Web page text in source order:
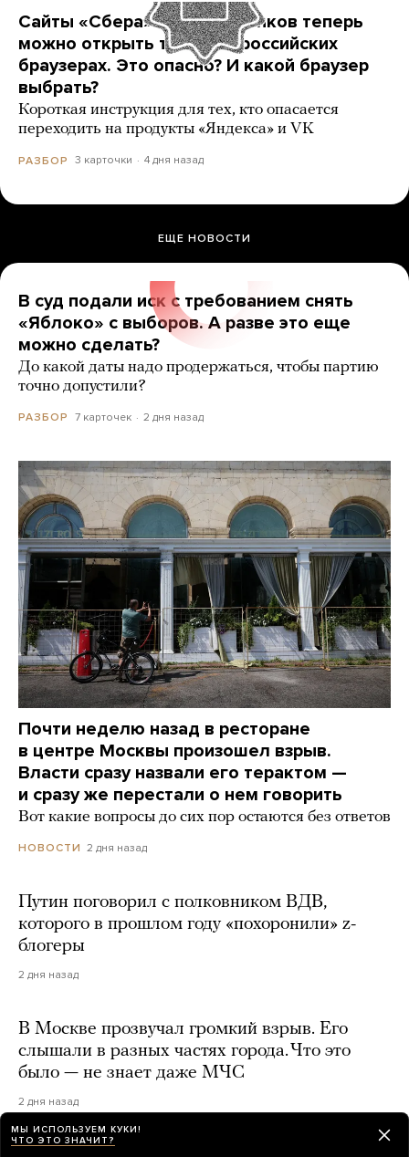
Сайты «Сбера» и других банков теперь
можно открыть только в российских
браузерах. Это опасно? И какой браузер
выбрать?
Короткая инструкция для тех, кто опасается
переходить на продукты «Яндекса» и VK
РАЗБОР 3 карточки 4 дня назад
ЕЩЕ НОВОСТИ
В суд подали иск с требованием снять
«Яблоко» с выборов. А разве это еще
можно сделать?
До какой даты надо продержаться, чтобы партию
точно допустили?
РАЗБОР 7 карточек 2 дня назад
Почти неделю назад в ресторане
в центре Москвы произошел взрыв.
Власти сразу назвали его терактом —
и сразу же перестали о нем говорить
Вот какие вопросы до сих пор остаются без ответов
НОВОСТИ 2 дня назад
Путин поговорил с полковником ВДВ,
которого в прошлом году «похоронили» z-
блогеры
2 дня назад
В Москве прозвучал громкий взрыв. Его
слышали в разных частях города. Что это
было — не знает даже МЧС
2 дня назад
МЫ ИСПОЛЬЗУЕМ КУКИ!
ЧТО ЭТО ЗНАЧИТ?